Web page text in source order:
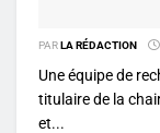
PARLA RÉDACTION
Une équipe de
titulaire de la
et...